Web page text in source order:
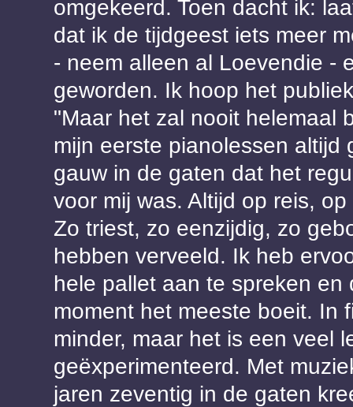
omgekeerd. Toen dacht ik:
dat ik de tijdgeest iets meer
- neem alleen al Loevendie -
geworden. Ik hoop het
"Maar het zal nooit helemaal
mijn eerste pianolessen
gauw in de gaten dat het
voor mij was. Altijd op reis,
Zo triest, zo eenzijdig, zo
hebben verveeld. Ik heb
hele pallet aan te spreken
moment het meeste boeit. In
minder, maar het is een veel
geëxperimenteerd. Met
jaren zeventig in de gaten